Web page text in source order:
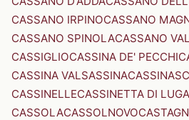
CASSANO IRPINOCASSANO
CASSANO SPINOLACASSANO
CASSIGLIOCASSINA DE' PECCHI
CASSINA VALSASSINA
CASSINELLECASSINETTA DI
CASSOLACASSOLNOVO